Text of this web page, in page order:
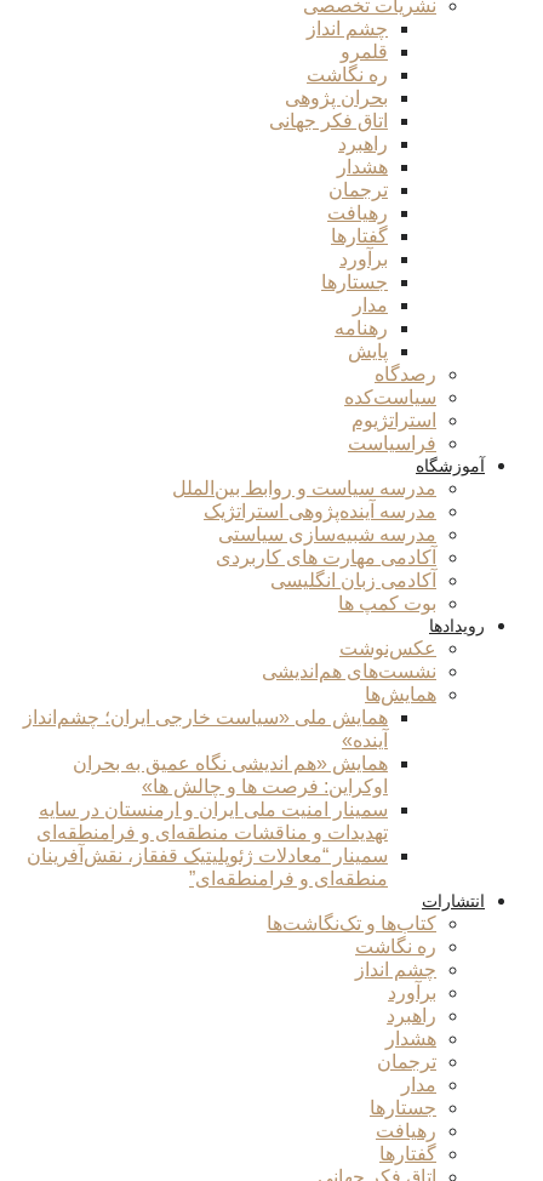
نشریات تخصصی
چشم انداز
قلمرو
ره نگاشت
بحران پژوهی
اتاق فکر جهانی
راهبرد
هشدار
ترجمان
رهیافت
گفتارها
برآورد
جستارها
مدار
رهنامه
پایش
رصدگاه
سیاست‌کده
استراتژیوم
فراسیاست
آموزشگاه
مدرسه سیاست و روابط بین‌الملل
مدرسه آینده‌پژوهی استراتژیک
مدرسه شبیه‌سازی سیاستی
آکادمی مهارت های کاربردی
آکادمی زبان انگلیسی
بوت کمپ ها
رویدادها
عکس‌نوشت
نشست‌های هم‌اندیشی
همایش‌ها
همایش ملی «سیاست خارجی ایران؛ چشم‌انداز
آینده»
همایش «هم اندیشی نگاه عمیق به بحران
اوکراین: فرصت ها و چالش ها»
سمینار امنیت ملی ایران و ارمنستان در سایه
تهدیدات و مناقشات منطقه‌ای و فرامنطقه‌ای
سمینار “معادلات ژئوپلیتیک قفقاز، نقش‌آفرینان
منطقه‌ای و فرامنطقه‌ای”
انتشارات
کتاب‌ها و تک‌نگاشت‌ها
ره نگاشت
چشم انداز
برآورد
راهبرد
هشدار
ترجمان
مدار
جستارها
رهیافت
گفتارها
اتاق فکر جهانی